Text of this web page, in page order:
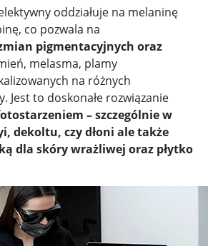
oddziałuje na melaninę
co pozwala na
pigmentacyjnych oraz
melasma, plamy
na różnych
Jest to doskonałe rozwiązanie
– szczególnie w
dekoltu, czy dłoni ale także
dla skóry wrażliwej oraz płytko